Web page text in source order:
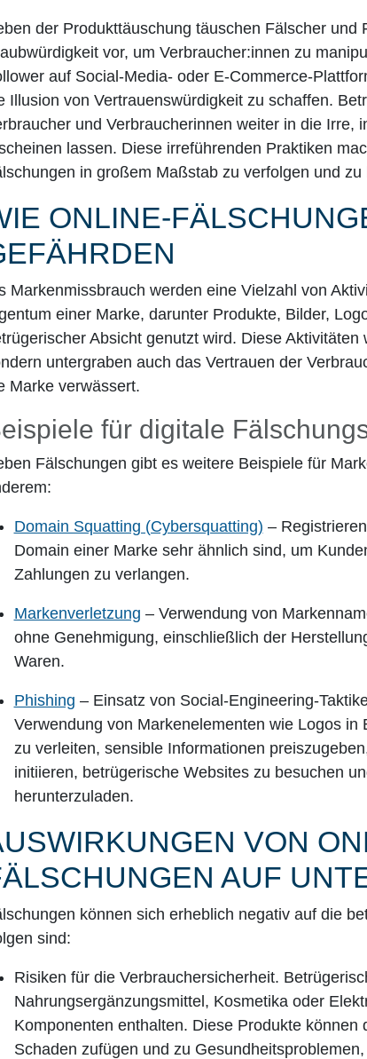
der Produkttäuschung täuschen Fälscher und
vor, um Verbraucher:innen zu
auf Social-Media- oder E-Commerce-
Illusion von Vertrauenswürdigkeit zu schaffen.
und Verbraucherinnen weiter in die Irre,
lassen. Diese irreführenden Praktiken
in großem Maßstab zu verfolgen und zu
ONLINE-
Markenmissbrauch werden eine Vielzahl von
einer Marke, darunter Produkte, Bilder,
Absicht genutzt wird. Diese
untergraben auch das Vertrauen der
Marke verwässert.
für digitale
Fälschungen gibt es weitere Beispiele für
Domain Squatting (Cybersquatting) –
Domain einer Marke sehr ähnlich sind, um
Zahlungen zu verlangen.
Markenverletzung – Verwendung von
ohne Genehmigung, einschließlich der
Waren.
Phishing – Einsatz von Social-Engineering-
Verwendung von Markenelementen wie Logos
zu verleiten, sensible Informationen
initiieren, betrügerische Websites zu besuchen
herunterzuladen.
VON
AUF
können sich erheblich negativ auf die
sind:
Risiken für die Verbrauchersicherheit.
Nahrungsergänzungsmittel, Kosmetika oder
Komponenten enthalten. Diese Produkte
Schaden zufügen und zu